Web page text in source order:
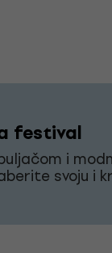
festival
i
svoju i